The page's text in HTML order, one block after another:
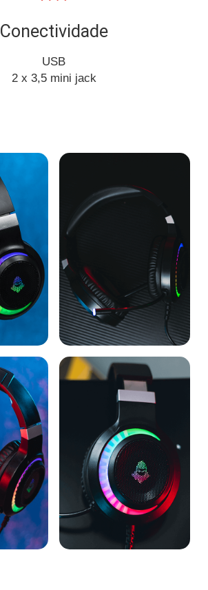
Conectividade
USB
2 x 3,5 mini jack